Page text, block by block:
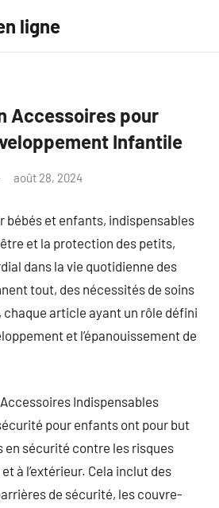
ligne
Accessoires pour
Infantile
août 28, 2024
bébés et enfants, indispensables
et la protection des petits,
dans la vie quotidienne des
tout, des nécessités de soins
article ayant un rôle défini
et l’épanouissement de
Indispensables
pour enfants ont pour but
en sécurité contre les risques
à l’extérieur. Cela inclut des
de sécurité, les couvre-